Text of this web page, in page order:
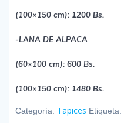
(100×150 cm): 1200 Bs.
-LANA DE ALPACA
(60×100 cm): 600 Bs.
(100×150 cm): 1480 Bs.
Categoría: Tapices Etiqueta: